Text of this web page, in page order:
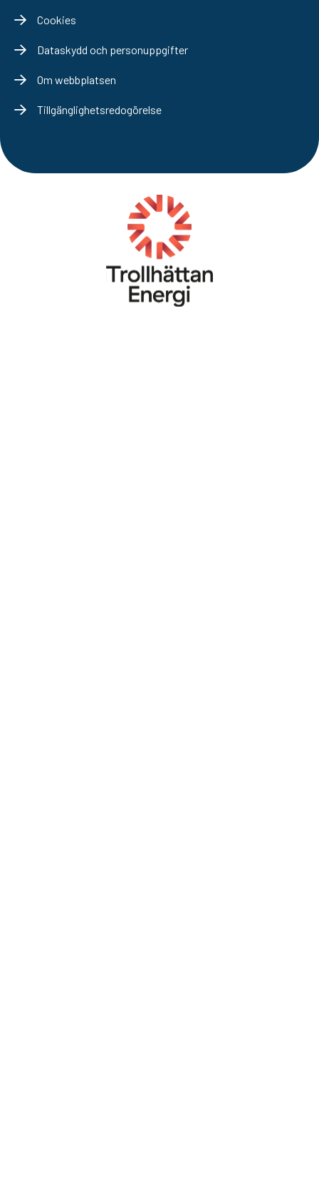
Cookies
Dataskydd och personuppgifter
Om webbplatsen
Tillgänglighetsredogörelse